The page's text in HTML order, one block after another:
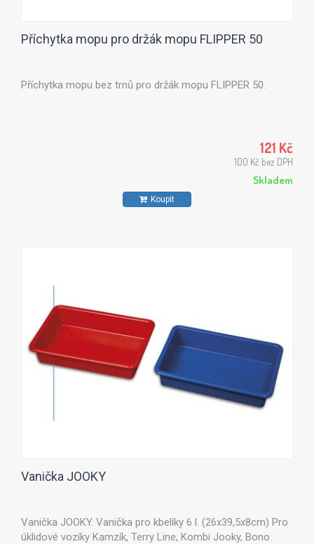
Příchytka mopu pro držák mopu FLIPPER 50
Příchytka mopu bez trnů pro držák mopu FLIPPER 50.
121 Kč
100 Kč bez DPH
Skladem
Koupit
Vanička JOOKY
Vanička JOOKY. Vanička pro kbelíky 6 l. (26x39,5x8cm) Pro
úklidové vozíky Kamzík, Terry Line, Kombi Jooky, Bono.